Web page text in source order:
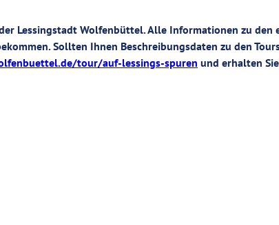
Lessingstadt Wolfenbüttel. Alle Informationen zu den
Sollten Ihnen Beschreibungsdaten zu den
tour/auf-lessings-spuren und erhalten